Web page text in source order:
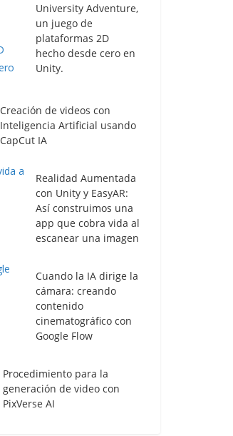
University Adventure,
un juego de
plataformas 2D
hecho desde cero en
Unity.
Creación de videos con
Inteligencia Artificial usando
CapCut IA
Realidad Aumentada
con Unity y EasyAR:
Así construimos una
app que cobra vida al
escanear una imagen
Cuando la IA dirige la
cámara: creando
contenido
cinematográfico con
Google Flow
Procedimiento para la
generación de video con
PixVerse AI